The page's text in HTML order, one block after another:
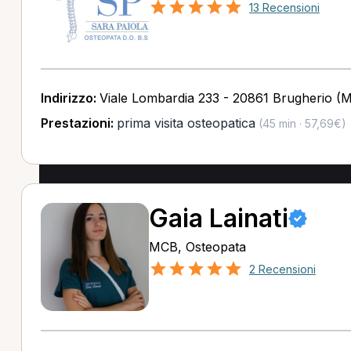
13 Recensioni
Indirizzo: Viale Lombardia 233 - 20861 Brugherio
Prestazioni: prima visita osteopatica(45 min · 57,69€)
Gaia Lainati
MCB, Osteopata
2 Recensioni